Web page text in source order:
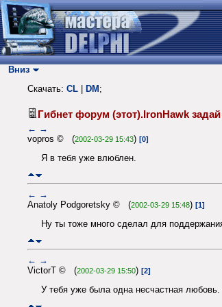
Вниз
Скачать: CL DM ;
Гибнет форум (этот).IronHawk
← →
vopros © (2002-03-29 15:43) [0]
Я в тебя уже влюблен.
← →
Anatoly Podgoretsky © (2002-03-29 15:48) [1]
Ну ты тоже много сделал для
← →
VictorT © (2002-03-29 15:50) [2]
У тебя уже была одна несчастная любовь.